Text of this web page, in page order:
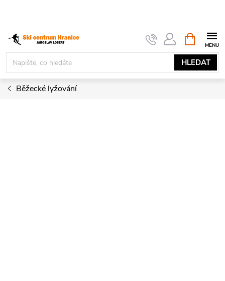
obsah
HLEDAT
NÁKUPNÍ
KOŠÍK
Běžecké lyžování